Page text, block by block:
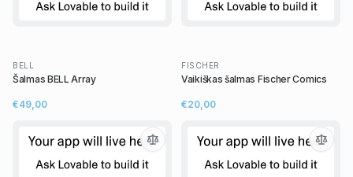
BELL
Šalmas BELL Array
€49,00
FISCHER
Vaikiškas šalmas Fischer Comics
€20,00